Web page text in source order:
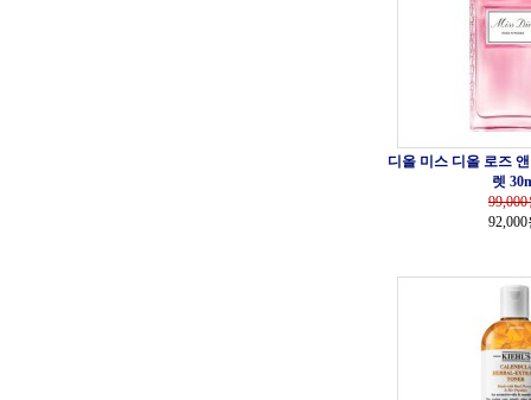
디올 미스 디올 로즈
렛
99,000
92,000